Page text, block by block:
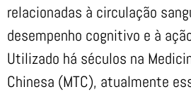
relacionadas à circulação
desempenho cognitivo e à
Utilizado há séculos na
Chinesa (MTC), atualmente